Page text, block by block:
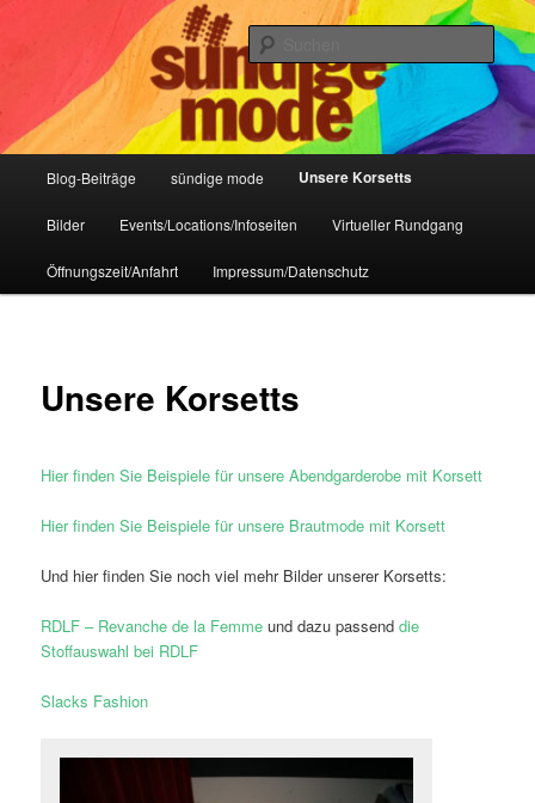
Sündige Mode Frankfurt
IHR Laden für Korsetts, Lifestyle-Mode, Club- und Dark-Wear seit 2004
Blog-Beiträge sündige mode Unsere Korsetts
Bilder Events/Locations/Infoseiten Virtueller Rundgang
Öffnungszeit/Anfahrt Impressum/Datenschutz
Unsere Korsetts
Hier finden Sie Beispiele für unsere Abendgarderobe mit Korsett
Hier finden Sie Beispiele für unsere Brautmode mit Korsett
Und hier finden Sie noch viel mehr Bilder unserer Korsetts:
RDLF – Revanche de la Femme und dazu passenddie
Stoffauswahl bei RDLF
Slacks Fashion